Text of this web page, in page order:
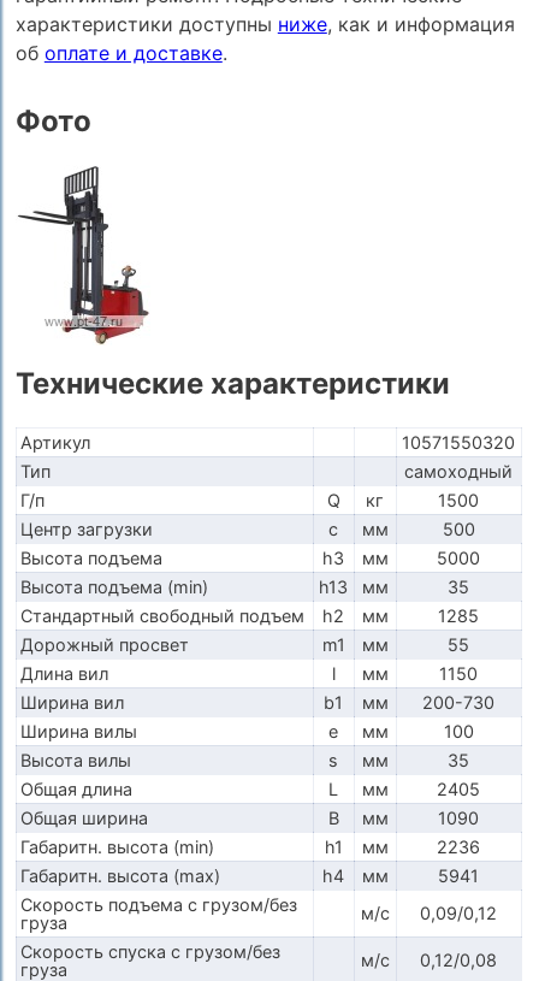
характеристики доступны ниже, как и информация
об оплате и доставке.
Фото
Технические характеристики
Артикул
10571550320
Тип
самоходный
Г/п
Q кг
1500
Центр загрузки
c мм
500
Высота подъема
h3 мм
5000
Высота подъема (min)
h13 мм
35
Стандартный свободный подъем
h2 мм
1285
Дорожный просвет
m1 мм
55
Длина вил
l мм
1150
Ширина вил
b1 мм
200-730
Ширина вилы
e мм
100
Высота вилы
s мм
35
Общая длина
L мм
2405
Общая ширина
B мм
1090
Габаритн. высота (min)
h1 мм
2236
Габаритн. высота (max)
h4 мм
5941
Скорость подъема с грузом/без
груза
м/с
0,09/0,12
Скорость спуска с грузом/без
груза
м/с 0,12/0,08